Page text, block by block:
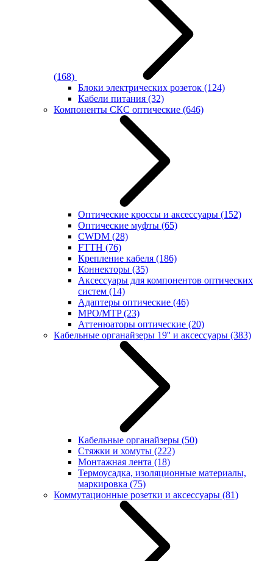
(168)
Блоки электрических розеток (124)
Кабели питания (32)
Компоненты СКС оптические (646)
Оптические кроссы и аксессуары (152)
Оптические муфты (65)
CWDM (28)
FTTH (76)
Крепление кабеля (186)
Коннекторы (35)
Аксессуары для компонентов оптических
систем (14)
Адаптеры оптические (46)
MPO/MTP(23)
Аттенюаторы оптические (20)
Кабельные органайзеры 19'' и аксессуары (383)
Кабельные органайзеры (50)
Стяжки и хомуты (222)
Монтажная лента (18)
Термоусадка, изоляционные материалы,
маркировка (75)
Коммутационные розетки и аксессуары (81)